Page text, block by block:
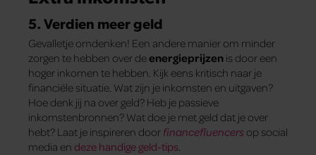
5. Verdien meer geld
Gevalletje omdenken! Een andere manier om minder
zorgen te hebben over deenergieprijzen is door een
hoger inkomen te hebben. Kijk eens kritisch naar je
financiële situatie. Wat zijn je inkomsten en uitgaven?
Hoe denk jij na over geld? Heb je passieve
inkomstenbronnen? Wat doe je met geld dat je over
hebt? Laat je inspireren door financefluencers op social
media en deze handige geld-tips.